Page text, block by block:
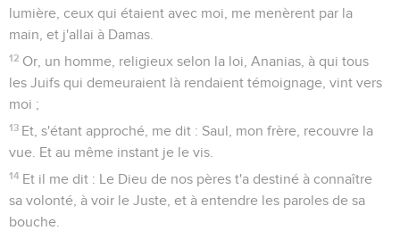
lumière, ceux qui étaient avec moi, me menèrent par la
main, et j'allai à Damas.
12 Or, un homme, religieux selon la loi, Ananias, à qui tous
les Juifs qui demeuraient là rendaient témoignage, vint vers
moi ;
13 Et, s'étant approché, me dit : Saul, mon frère, recouvre la
vue. Et au même instant je le vis.
14 Et il me dit : Le Dieu de nos pères t'a destiné à connaître
sa volonté, à voir le Juste, et à entendre les paroles de sa
bouche.